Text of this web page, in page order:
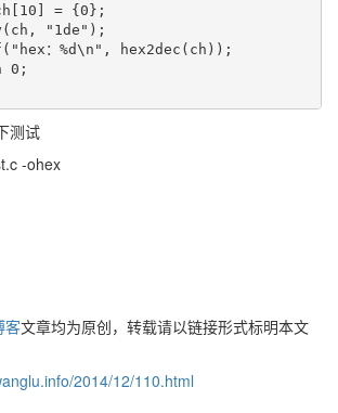
= {0};
"1de");
%d\n", hex2dec(ch));
测试
-ohex
客文章均为原创，转载请以链接形式标明本文
2014/12/110.html